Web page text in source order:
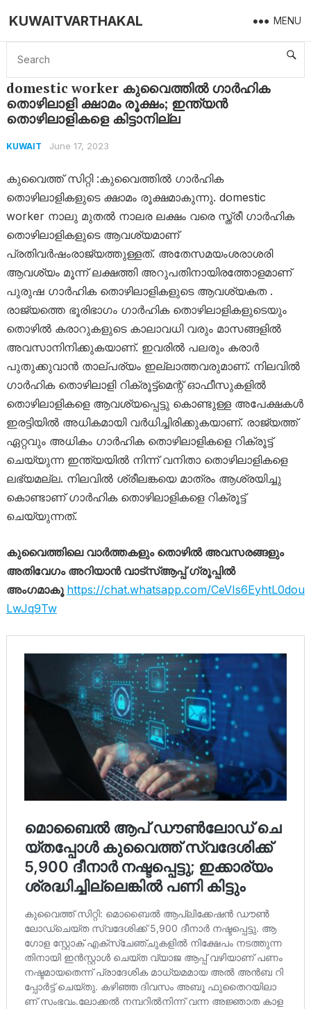
KUWAITVARTHAKAL MENU
Home Kuwait domestic worker കുവൈത്തിൽ ​ഗാർഹിക തൊഴിലാളി ക്ഷാമം രൂക്ഷം; ഇന്ത്യൻ തൊഴിലാളികളെ കിട്ടാനില്ല
domestic worker കുവൈത്തിൽ ​ഗാർഹിക
തൊഴിലാളി ക്ഷാമം രൂക്ഷം; ഇന്ത്യൻ
തൊഴിലാളികളെ കിട്ടാനില്ല
KUWAIT June 17, 2023
കുവൈത്ത് സിറ്റി :‌കുവൈത്തിൽ ഗാർഹിക
തൊഴിലാളികളുടെ ക്ഷാമം രൂക്ഷമാകുന്നു. domestic
worker നാലു മുതൽ നാലര ലക്ഷം വരെ സ്ത്രീ ഗാർഹിക
തൊഴിലാളികളുടെ ആവശ്യമാണ്
പ്രതിവർഷംരാജ്യത്തുള്ളത്. അതേസമയംശരാശരി
ആവശ്യം മൂന്ന് ലക്ഷത്തി അറുപതിനായിരത്തോളമാണ്
പുരുഷ ഗാർഹിക തൊഴിലാളികളുടെ ആവശ്യകത .
രാജ്യത്തെ ഭൂരിഭാഗം ഗാർഹിക തൊഴിലാളികളുടെയും
തൊഴിൽ കരാറുകളുടെ കാലാവധി വരും മാസങ്ങളിൽ
അവസാനിനിക്കുകയാണ്. ഇവരിൽ പലരും കരാർ
പുതുക്കുവാൻ താല്പര്യം ഇല്ലാത്തവരുമാണ്. നിലവിൽ
ഗാർഹിക തൊഴിലാളി റിക്രൂട്ട്മെന്റ് ഓഫീസുകളിൽ
തൊഴിലാളികളെ ആവശ്യപ്പെട്ടു കൊണ്ടുള്ള അപേക്ഷകൾ
ഇരട്ടിയിൽ അധികമായി വർധിച്ചിരിക്കുകയാണ്. രാജ്യത്ത്
ഏറ്റവും അധികം ഗാർഹിക തൊഴിലാളികളെ റിക്രൂട്ട്
ചെയ്യുന്ന ഇന്ത്യയിൽ നിന്ന് വനിതാ തൊഴിലാളികളെ
ലഭ്യമല്ല. നിലവിൽ ശ്രീലങ്കയെ മാത്രം ആശ്രയിച്ചു
കൊണ്ടാണ് ഗാർഹിക തൊഴിലാളികളെ റിക്രൂട്ട്
ചെയ്യുന്നത്.
കുവൈത്തിലെ വാർത്തകളും തൊഴിൽ അവസരങ്ങളും
അതിവേഗം അറിയാൻ വാട്സ്ആപ്പ് ഗ്രൂപ്പിൽ
അംഗമാകൂ https://chat.whatsapp.com/CeVIs6EyhtL0dou
LwJq9Tw